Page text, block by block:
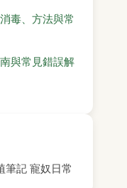
毒、方法與常
與常見錯誤解
筆記 寵奴日常